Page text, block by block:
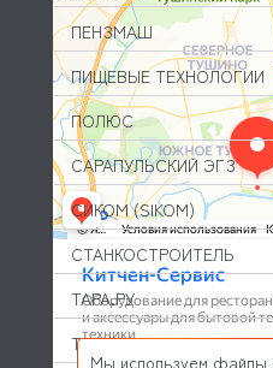
ПЕНЗМАШ
ПИЩЕВЫЕ ТЕХНОЛОГИИ
ПОЛЮС
САРАПУЛЬСКИЙ ЭГЗ
СИКОМ (SIKOM)
СТАНКОСТРОИТЕЛЬ
ТАРА.РУ
ТЕХЛЕН
Мы используем файлы